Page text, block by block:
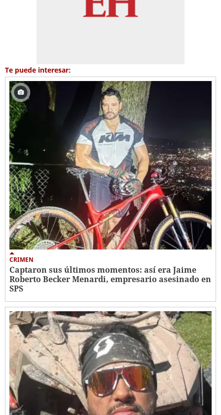
Te puede interesar:
CRIMEN
Captaron sus últimos momentos: así era Jaime
Roberto Becker Menardi​​​, empresario asesinado en
SPS